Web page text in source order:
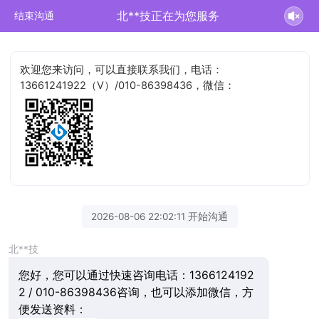
结束沟通 北**技正在为您服务
欢迎您来访问，可以直接联系我们，电话：
13661241922（V）/010-86398436，微信：
2026-08-06 22:02:11 开始沟通
北**技
您好，您可以通过快速咨询电话：1366124192
2 / 010-86398436咨询，也可以添加微信，方
便发送资料：